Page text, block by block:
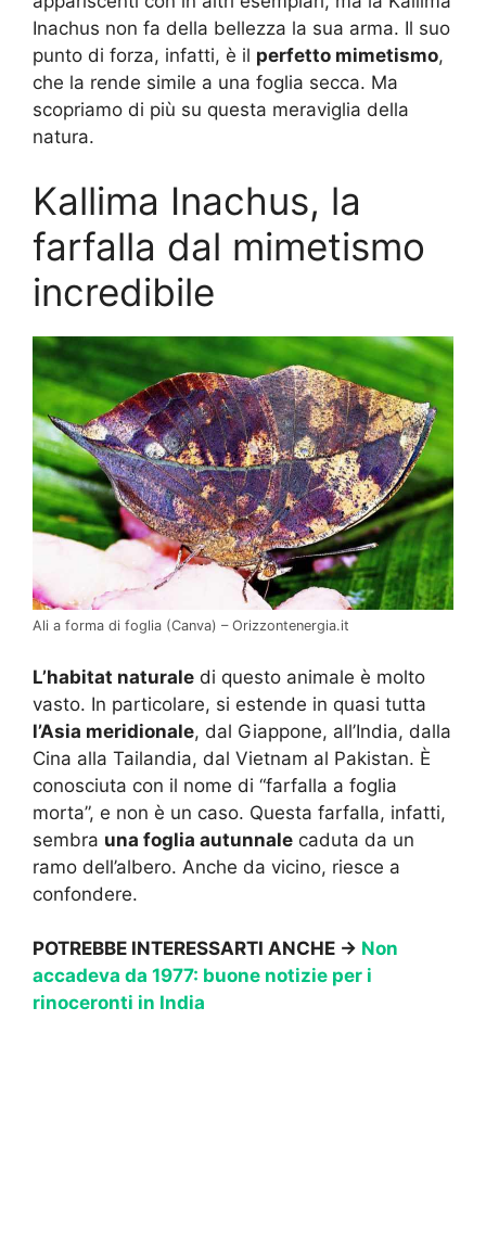
Inachus non fa della bellezza la sua arma. Il suo
punto di forza, infatti, è il perfetto mimetismo,
che la rende simile a una foglia secca. Ma
scopriamo di più su questa meraviglia della
natura.
Kallima Inachus, la
farfalla dal mimetismo
incredibile
Ali a forma di foglia (Canva) – Orizzontenergia.it
L’habitat naturale di questo animale è molto
vasto. In particolare, si estende in quasi tutta
l’Asia meridionale, dal Giappone, all’India, dalla
Cina alla Tailandia, dal Vietnam al Pakistan. È
conosciuta con il nome di “farfalla a foglia
morta”, e non è un caso. Questa farfalla, infatti,
sembra una foglia autunnale caduta da un
ramo dell’albero. Anche da vicino, riesce a
confondere.
POTREBBE INTERESSARTI ANCHE → Non
accadeva da 1977: buone notizie per i
rinoceronti in India